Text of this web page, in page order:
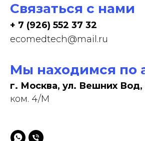
Связаться с нами
+ 7 (926) 552 37 32
ecomedtech@mail.ru
Мы находимся по
г. Москва, ул. Вешних Вод,
ком. 4/М